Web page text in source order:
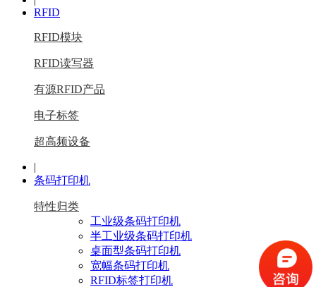
RFID
RFID模块
RFID读写器
有源RFID产品
电子标签
超高频设备
|
条码打印机
特性归类
工业级条码打印机
半工业级条码打印机
桌面型条码打印机
宽幅条码打印机
RFID标签打印机